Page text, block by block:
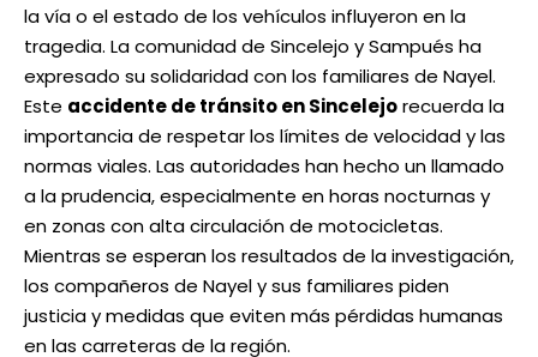
la vía o el estado de los vehículos influyeron en la
tragedia. La comunidad de Sincelejo y Sampués ha
expresado su solidaridad con los familiares de Nayel.
Este accidente de tránsito en Sincelejorecuerda la
importancia de respetar los límites de velocidad y las
normas viales. Las autoridades han hecho unllamado
a la prudencia, especialmente en horas nocturnas y
en zonas conalta circulación de motocicletas.
Mientras se esperan los resultados de la investigación,
los compañeros de Nayel y sus familiares piden
justicia y medidas que eviten más pérdidas humanas
en las carreteras de la región.